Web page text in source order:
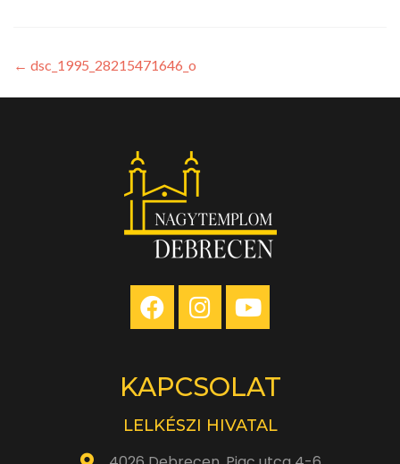
← dsc_1995_28215471646_o
KAPCSOLAT
LELKÉSZI HIVATAL